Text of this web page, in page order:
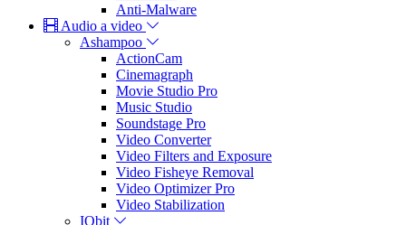
Anti-Malware
Audio a video
Ashampoo
ActionCam
Cinemagraph
Movie Studio Pro
Music Studio
Soundstage Pro
Video Converter
Video Filters and Exposure
Video Fisheye Removal
Video Optimizer Pro
Video Stabilization
IObit